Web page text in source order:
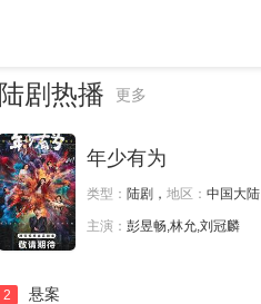
陆剧热播 更多
年少有为
类型： 陆剧， 地区： 中国大陆
主演： 彭昱畅,林允,刘冠麟
2 悬案